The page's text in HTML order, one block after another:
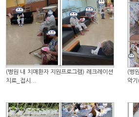
(병원 내 치매환자 지원프로그램) 레크레이션
치료_접시...
(병
악기